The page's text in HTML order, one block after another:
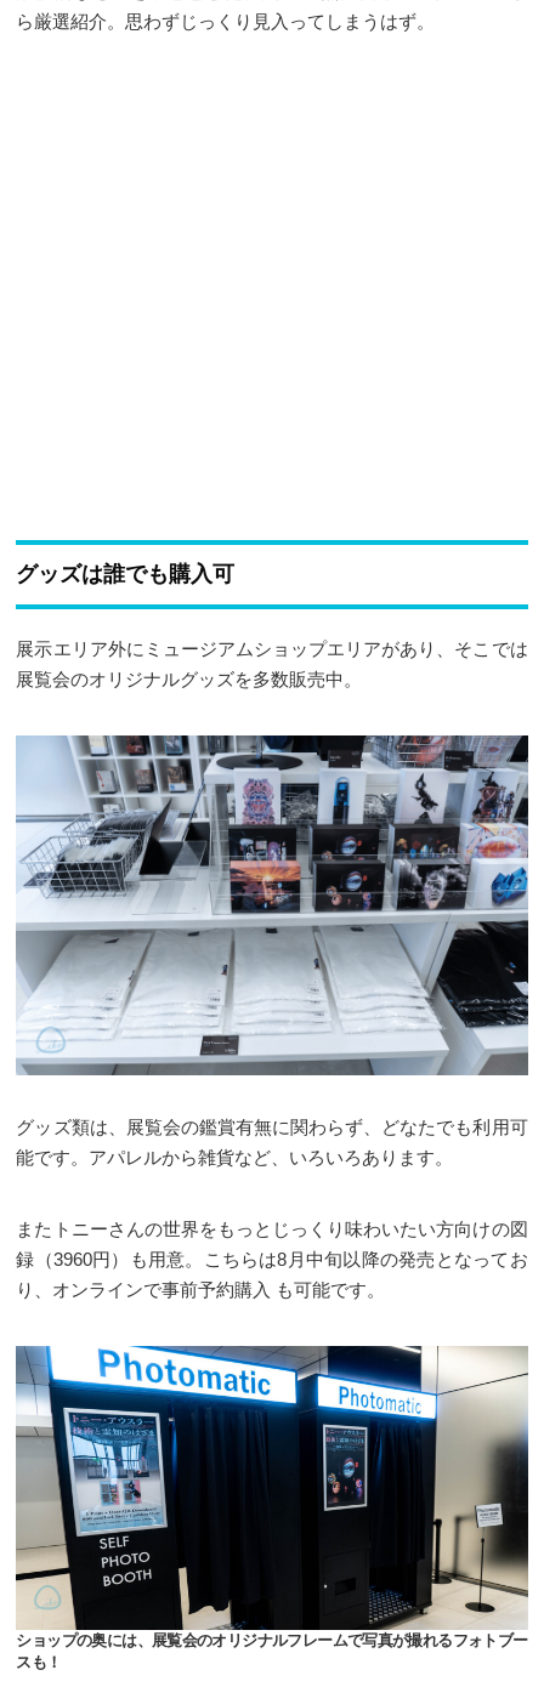
ら厳選紹介。思わずじっくり見入ってしまうはず。
グッズは誰でも購入可
展示エリア外にミュージアムショップエリアがあり、そこでは
展覧会のオリジナルグッズを多数販売中。
グッズ類は、展覧会の鑑賞有無に関わらず、どなたでも利用可
能です。アパレルから雑貨など、いろいろあります。
またトニーさんの世界をもっとじっくり味わいたい方向けの図
録（3960円）も用意。こちらは8月中旬以降の発売となってお
り、オンラインで事前予約購入 も可能です。
ショップの奥には、展覧会のオリジナルフレームで写真が撮れるフォトブー
スも！